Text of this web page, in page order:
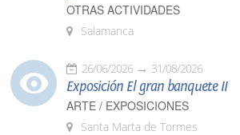
OTRAS ACTIVIDADES
Salamanca
26/06/2026 31/08/2026
Exposición El gran banquete II
ARTE / EXPOSICIONES
Santa Marta de Tormes